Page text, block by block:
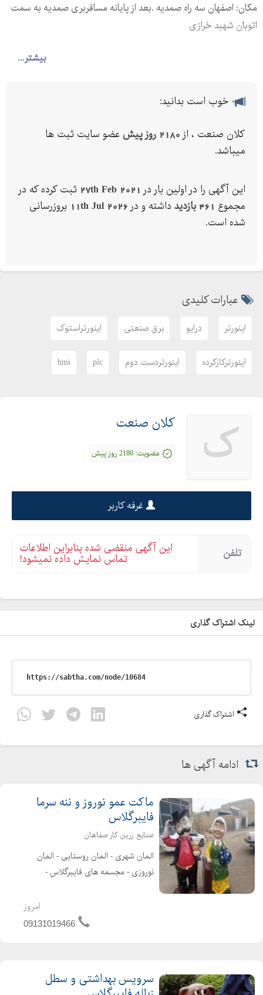
بیشتر...
مکان: اصفهان سه راه صمدیه .بعد از پایانه مسافربری صمدیه به سمت
اتوبان شهید خرازی
خوب است بدانید:
کلان صنعت ، از 2180 روز پیش
عضو سایت ثبت ها
میباشد.
این آگهی را در اولین بار در 27th Feb 2021 ثبت کرده که در
مجموع 461 بازدید داشته و در 11th Jul 2026 بروزرسانی
شده است.
عبارات کلیدی
اینورتر درایو برق صنعتی اینورتراستوک
اینورترکارکرده اینورتردست دوم plc
hmi
ک کلان صنعت
عضویت: 2180 روز پیش
غرفه کاربر
تلفن این آگهی منقضی شده بنابراین اطلاعات
تماس نمایش داده نمیشود!
لینک اشتراک گذاری
اشتراک گذاری
ادامه آگهی ها
ماکت عمو نوروز و ننه سرما
فایبرگلاس
صنایع زرین کار صفاهان
المان شهری - المان روستایی - المان
نوروزی - مجسمه های فایبرگلاس -
فایبرگلاس - مجسمه های شهری طراحی و
تولید انواع المان های شهری، روستایی و
امروز
09131019466
سرویس بهداشتی و سطل